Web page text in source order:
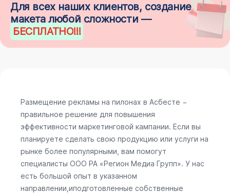
Для всех наших клиентов, создание
макета любой сложности —
БЕСПЛАТНО!!!
Размещение рекламы на пилонах в Асбесте −
правильное решение для повышения
эффективности маркетинговой кампании. Если вы
планируете сделать свою продукцию или услуги на
рынке более популярными, вам помогут
специалисты ООО РА «Регион Медиа Групп». У нас
есть большой опыт в указанном
направлении,иподготовленные собственные